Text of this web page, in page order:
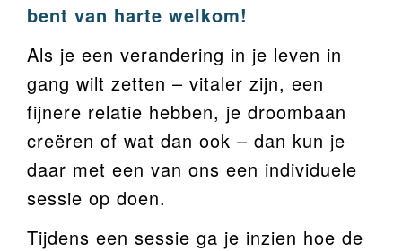
bent van harte welkom!
Als je een verandering in je leven in
gang wilt zetten – vitaler zijn, een
fijnere relatie hebben, je droombaan
creëren of wat dan ook – dan kun je
daar met een van ons een individuele
sessie op doen.
Tijdens een sessie ga je inzien hoe de